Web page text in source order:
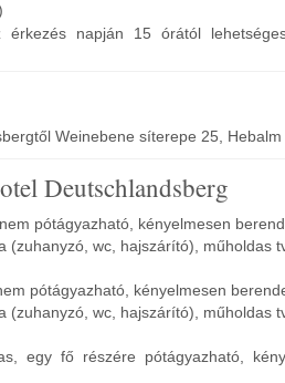
érkezés napján 15 órától
Weinebene síterepe 25,
Deutschlandsberg
pótágyazható, kényelmesen
(zuhanyzó, wc, hajszárító), műholdas
pótágyazható, kényelmesen
(zuhanyzó, wc, hajszárító), műholdas
egy fő részére pótágyazható,